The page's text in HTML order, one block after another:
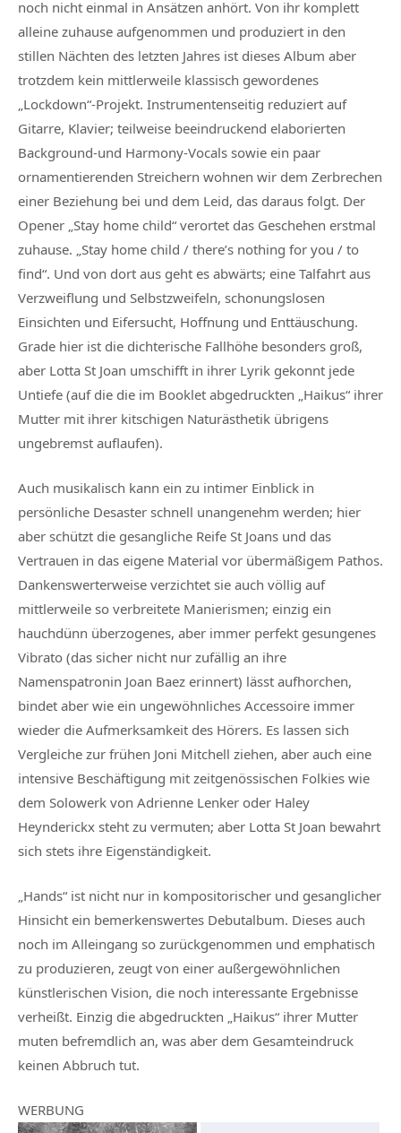
noch nicht einmal in Ansätzen anhört. Von ihr komplett
alleine zuhause aufgenommen und produziert in den
stillen Nächten des letzten Jahres ist dieses Album aber
trotzdem kein mittlerweile klassisch gewordenes
„Lockdown“-Projekt. Instrumentenseitig reduziert auf
Gitarre, Klavier; teilweise beeindruckend elaborierten
Background-und Harmony-Vocals sowie ein paar
ornamentierenden Streichern wohnen wir dem Zerbrechen
einer Beziehung bei und dem Leid, das daraus folgt. Der
Opener „Stay home child“ verortet das Geschehen erstmal
zuhause. „Stay home child / there’s nothing for you / to
find“. Und von dort aus geht es abwärts; eine Talfahrt aus
Verzweiflung und Selbstzweifeln, schonungslosen
Einsichten und Eifersucht, Hoffnung und Enttäuschung.
Grade hier ist die dichterische Fallhöhe besonders groß,
aber Lotta St Joan umschifft in ihrer Lyrik gekonnt jede
Untiefe (auf die die im Booklet abgedruckten „Haikus“ ihrer
Mutter mit ihrer kitschigen Naturästhetik übrigens
ungebremst auflaufen).
Auch musikalisch kann ein zu intimer Einblick in
persönliche Desaster schnell unangenehm werden; hier
aber schützt die gesangliche Reife St Joans und das
Vertrauen in das eigene Material vor übermäßigem Pathos.
Dankenswerterweise verzichtet sie auch völlig auf
mittlerweile so verbreitete Manierismen; einzig ein
hauchdünn überzogenes, aber immer perfekt gesungenes
Vibrato (das sicher nicht nur zufällig an ihre
Namenspatronin Joan Baez erinnert) lässt aufhorchen,
bindet aber wie ein ungewöhnliches Accessoire immer
wieder die Aufmerksamkeit des Hörers. Es lassen sich
Vergleiche zur frühen Joni Mitchell ziehen, aber auch eine
intensive Beschäftigung mit zeitgenössischen Folkies wie
dem Solowerk von Adrienne Lenker oder Haley
Heynderickx steht zu vermuten; aber Lotta St Joan bewahrt
sich stets ihre Eigenständigkeit.
„Hands“ ist nicht nur in kompositorischer und gesanglicher
Hinsicht ein bemerkenswertes Debutalbum. Dieses auch
noch im Alleingang so zurückgenommen und emphatisch
zu produzieren, zeugt von einer außergewöhnlichen
künstlerischen Vision, die noch interessante Ergebnisse
verheißt. Einzig die abgedruckten „Haikus“ ihrer Mutter
muten befremdlich an, was aber dem Gesamteindruck
keinen Abbruch tut.
WERBUNG